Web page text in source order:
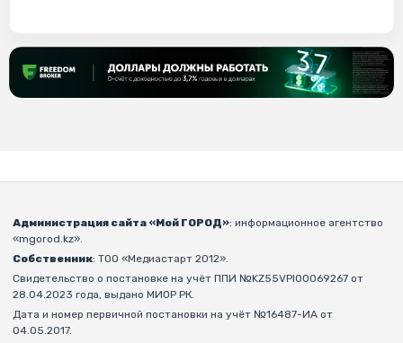
Администрация сайта «Мой ГОРОД»: информационное агентство
«mgorod.kz».
Собственник: ТОО «Медиастарт 2012».
Свидетельство о постановке на учёт ППИ №KZ55VPI00069267 от
28.04.2023 года, выдано МИОР РК.
Дата и номер первичной постановки на учёт №16487-ИА от
04.05.2017.